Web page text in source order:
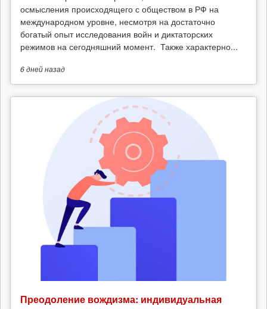
осмысления происходящего с обществом в РФ на
международном уровне, несмотря на достаточно
богатый опыт исследования войн и диктаторских
режимов на сегодняшний момент. Также характерно...
6 днейназад
Преодоление вождизма: индивидуальная